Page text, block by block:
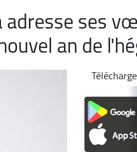
adresse ses
an de